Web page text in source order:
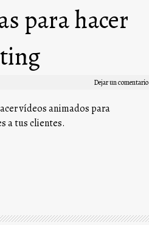
para hacer
Dejar un comentario
vídeos animados para
a tus clientes.